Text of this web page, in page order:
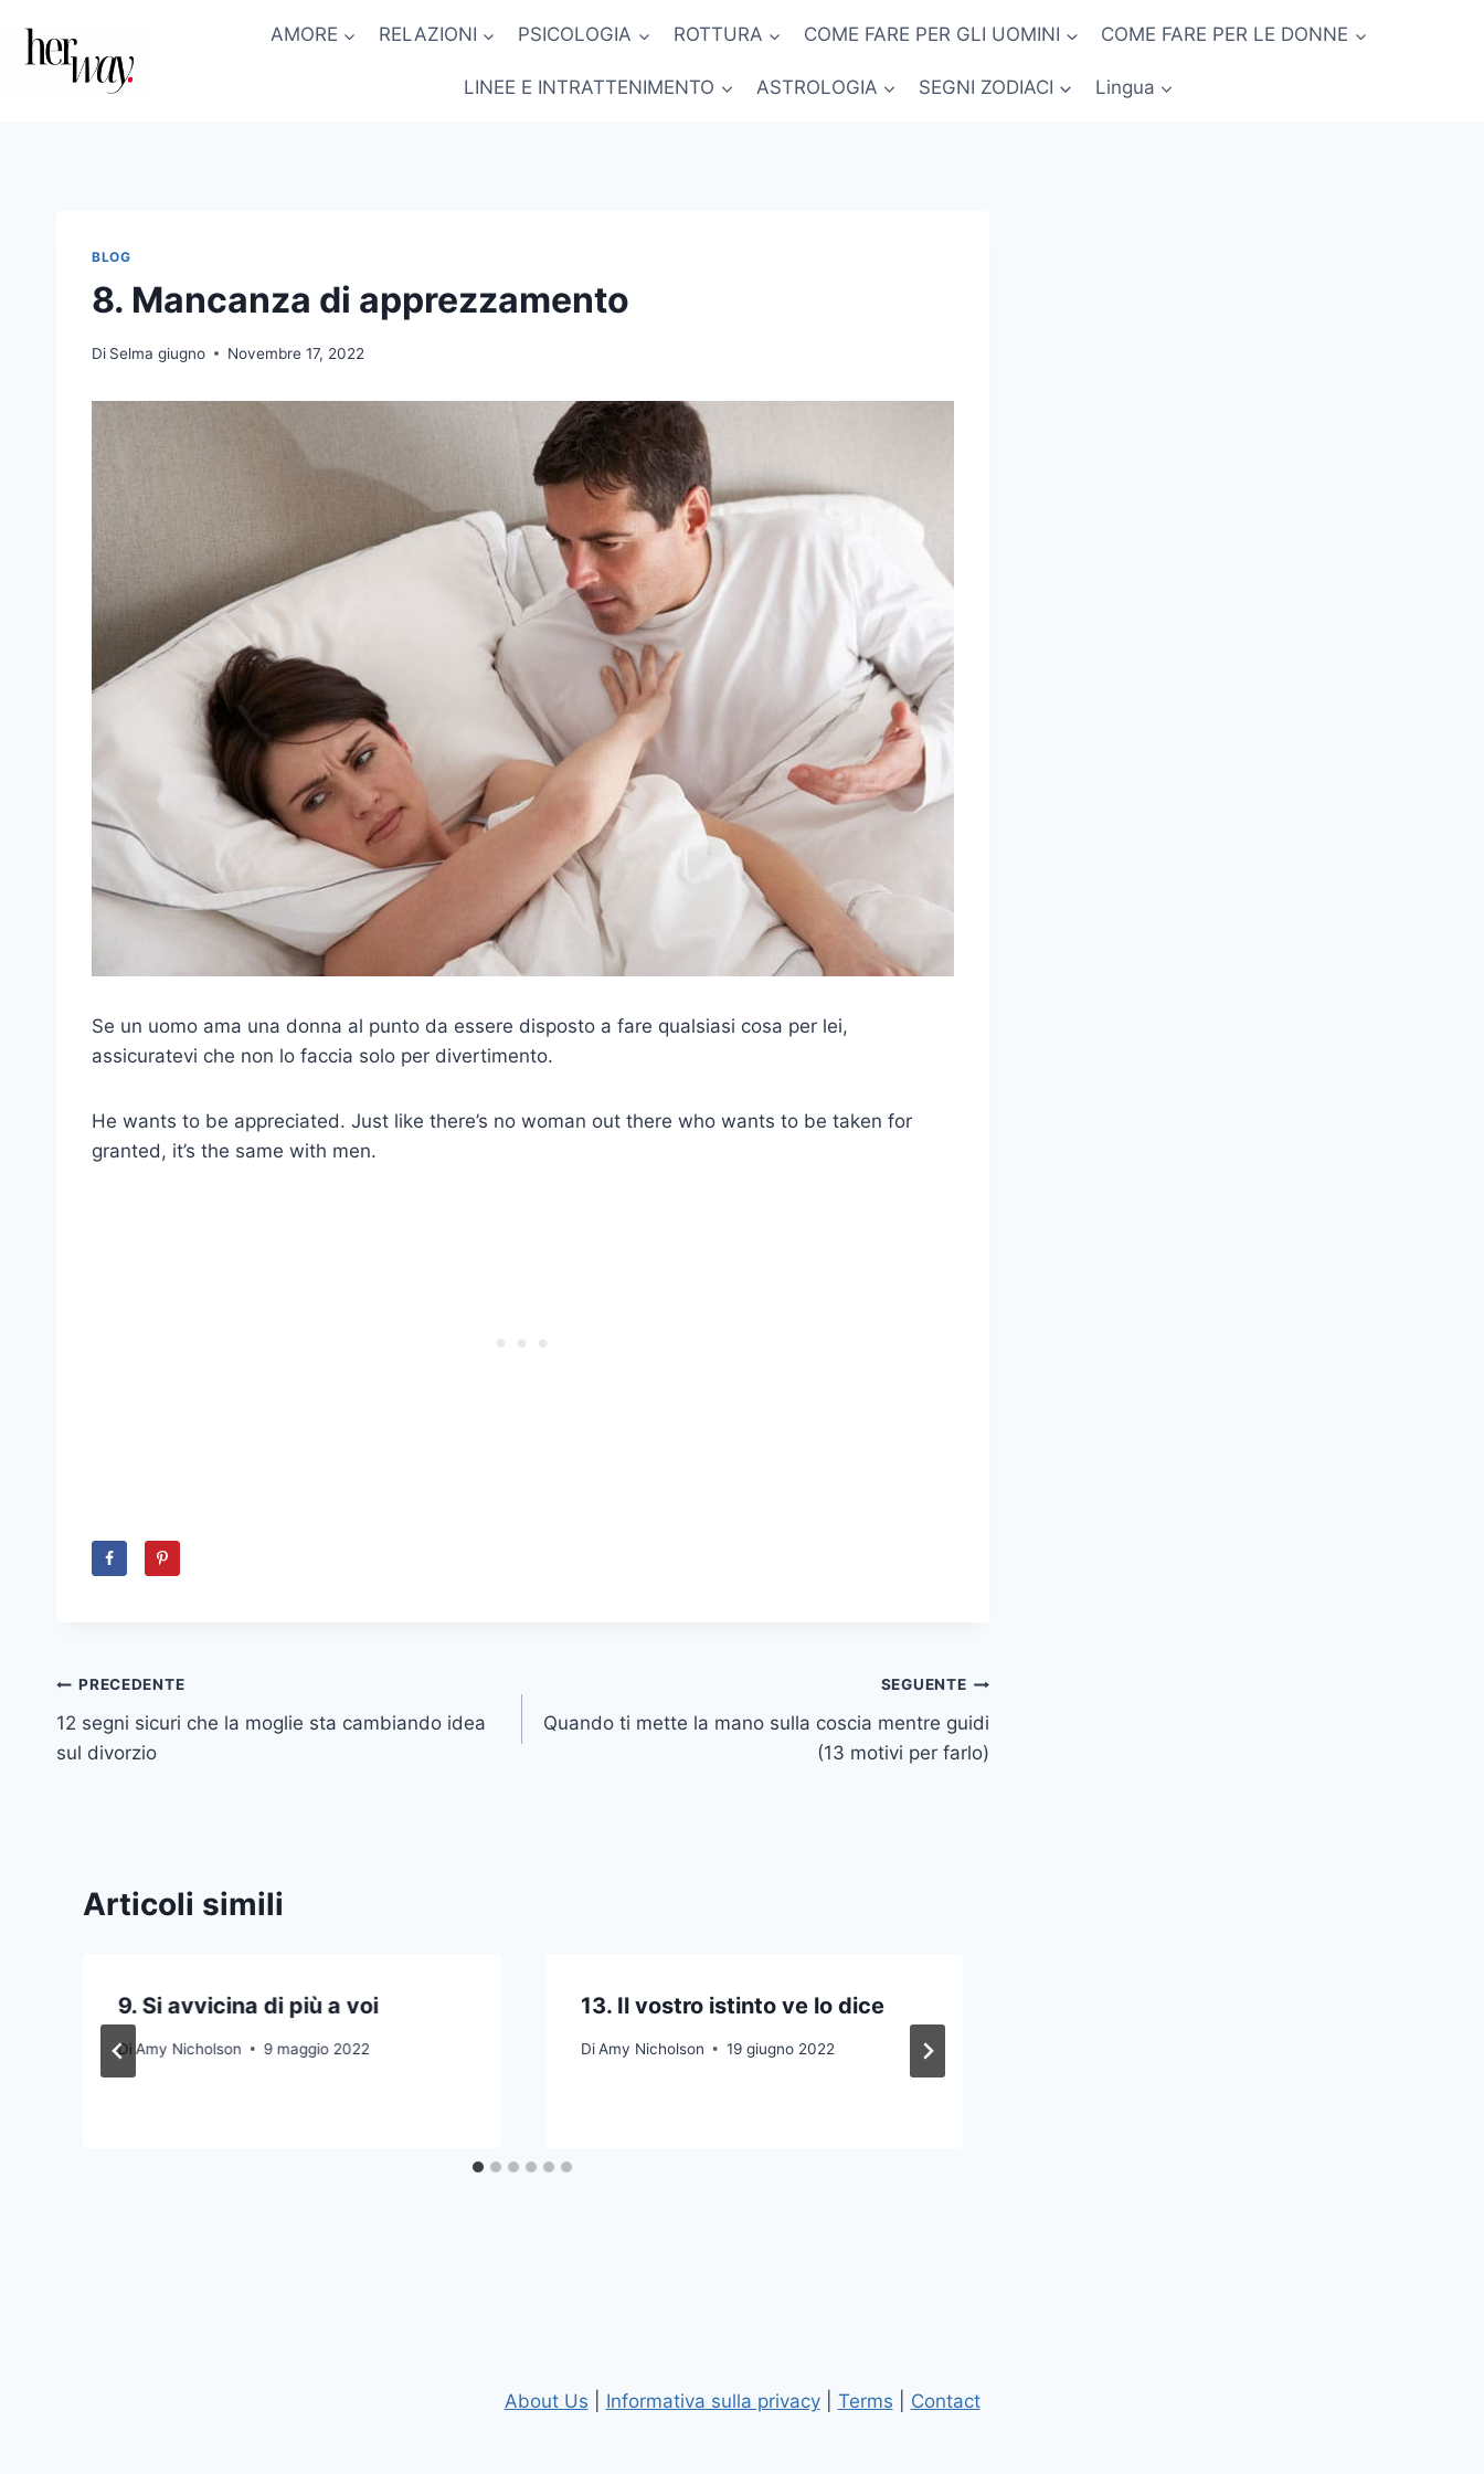
contenuto
AMORE RELAZIONI PSICOLOGIA ROTTURA COME FARE PER GLI UOMINI COME FARE PER LE DONNE
LINEE E INTRATTENIMENTO ASTROLOGIA SEGNI ZODIACI Lingua
BLOG
8. Mancanza di apprezzamento
Di Selma giugno Novembre 17, 2022
Se un uomo ama una donna al punto da essere disposto a fare qualsiasi cosa per lei,
assicuratevi che non lo faccia solo per divertimento.
He wants to be appreciated. Just like there’s no woman out there who wants to be taken for
granted, it’s the same with men.
Navigazione
articoli
PRECEDENTE
12 segni sicuri che la moglie sta cambiando idea
sul divorzio
SEGUENTE
Quando ti mette la mano sulla coscia mentre guidi
(13 motivi per farlo)
Articoli simili
9. Si avvicina di più a voi
Di Amy Nicholson 9 maggio 2022
13. Il vostro istinto ve lo dice
Di Amy Nicholson 19 giugno 2022
About Us Informativa sulla privacy| Terms Contact